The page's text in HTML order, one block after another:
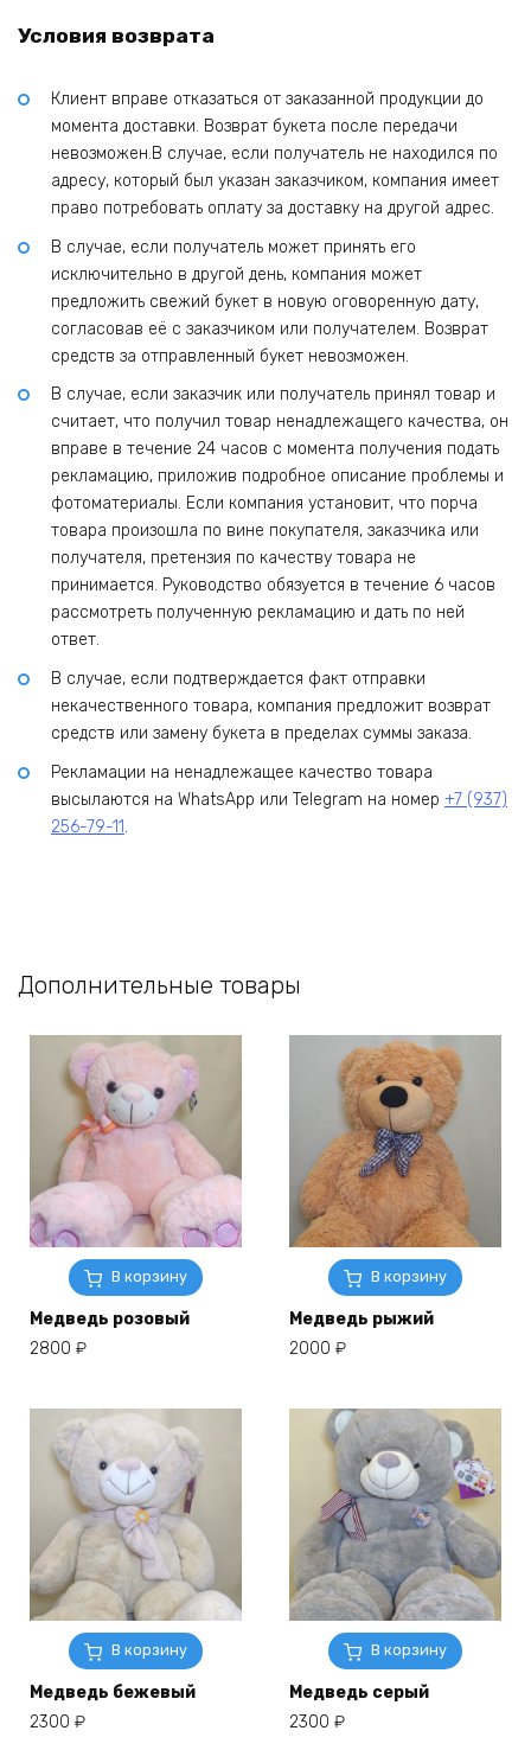
Условия возврата
Клиент вправе отказаться от заказанной продукции до
момента доставки. Возврат букета после передачи
невозможен.В случае, если получатель не находился по
адресу, который был указан заказчиком, компания имеет
право потребовать оплату за доставку на другой адрес.
В случае, если получатель может принять его
исключительно в другой день, компания может
предложить свежий букет в новую оговоренную дату,
согласовав её с заказчиком или получателем. Возврат
средств за отправленный букет невозможен.
В случае, если заказчик или получатель принял товар и
считает, что получил товар ненадлежащего качества, он
вправе в течение 24 часов с момента получения подать
рекламацию, приложив подробное описание проблемы и
фотоматериалы. Если компания установит, что порча
товара произошла по вине покупателя, заказчика или
получателя, претензия по качеству товара не
принимается. Руководство обязуется в течение 6 часов
рассмотреть полученную рекламацию и дать по ней
ответ.
В случае, если подтверждается факт отправки
некачественного товара, компания предложит возврат
средств или замену букета в пределах суммы заказа.
Рекламации на ненадлежащее качество товара
высылаются на WhatsApp или Telegram на номер +7 (937)
256-79-11.
Дополнительные товары
В корзину
Медведь розовый
2800 ₽
В корзину
Медведь рыжий
2000 ₽
В корзину
Медведь бежевый
2300 ₽
В корзину
Медведь серый
2300 ₽